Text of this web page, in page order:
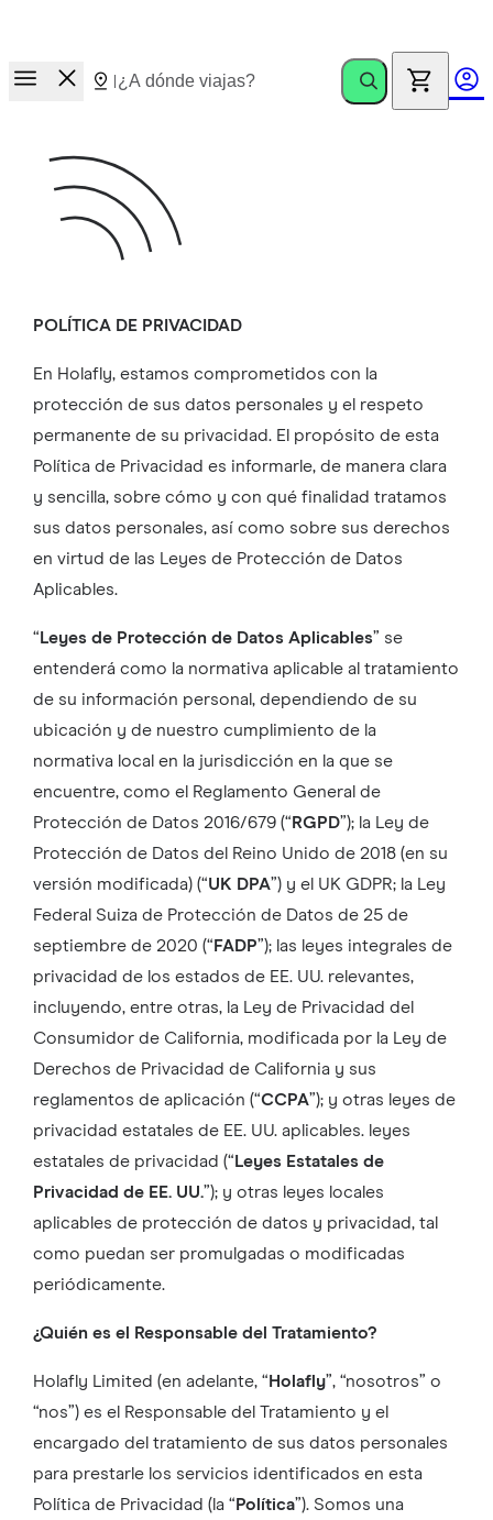
Invita amigos. Gana hasta €100
POLÍTICA DE PRIVACIDAD
En Holafly, estamos comprometidos con la
protección de sus datos personales y el respeto
permanente de su privacidad. El propósito de esta
Política de Privacidad es informarle, de manera clara
y sencilla, sobre cómo y con qué finalidad tratamos
sus datos personales, así como sobre sus derechos
en virtud de las Leyes de Protección de Datos
Aplicables.
“ Leyes de Protección de Datos Aplicables” se
entenderá como la normativa aplicable al tratamiento
de su información personal, dependiendo de su
ubicación y de nuestro cumplimiento de la
normativa local en la jurisdicción en la que se
encuentre, como el Reglamento General de
Protección de Datos 2016/679 (“ RGPD”); la Ley de
Protección de Datos del Reino Unido de 2018 (en su
versión modificada) (“UK DPA”) y el UK GDPR; la Ley
Federal Suiza de Protección de Datos de 25 de
septiembre de 2020 (“ FADP”); las leyes integrales de
privacidad de los estados de EE. UU. relevantes,
incluyendo, entre otras, la Ley de Privacidad del
Consumidor de California, modificada por la Ley de
Derechos de Privacidad de California y sus
reglamentos de aplicación (“CCPA”); y otras leyes de
privacidad estatales de EE. UU. aplicables. leyes
estatales de privacidad (“ Leyes Estatales de
Privacidad de EE. UU.”); y otras leyes locales
aplicables de protección de datos y privacidad, tal
como puedan ser promulgadas o modificadas
periódicamente.
¿Quién es el Responsable del Tratamiento?
Holafly Limited (en adelante, “ Holafly”, “nosotros” o
“nos”) es el Responsable del Tratamiento y el
encargado del tratamiento de sus datos personales
para prestarle los servicios identificados en esta
Política de Privacidad (la “ Política”). Somos una